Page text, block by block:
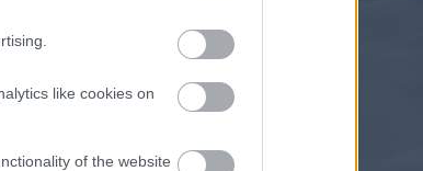
like cookies on
of the website